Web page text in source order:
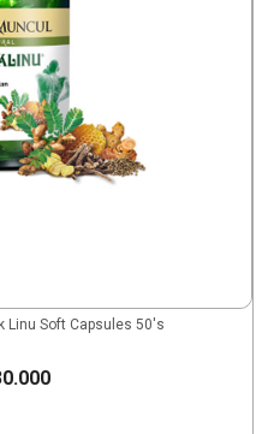
Linu Soft Capsules 50's